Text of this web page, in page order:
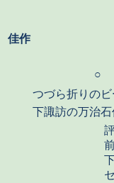
佳作
○
つづら折りの
下諏訪の万治